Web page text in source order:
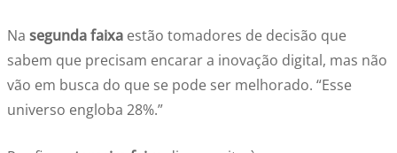
Na segunda faixa estão tomadores de decisão que
sabem que precisam encarar a inovação digital, mas não
vão em busca do que se pode ser melhorado. “Esse
universo engloba 28%.”